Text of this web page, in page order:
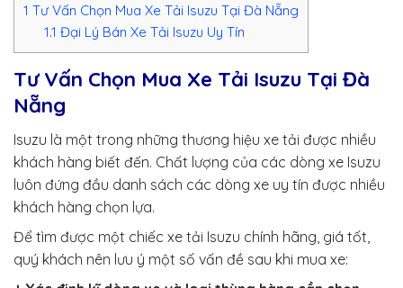
1 Tư Vấn Chọn Mua Xe Tải Isuzu Tại Đà Nẵng
1.1 Đại Lý Bán Xe Tải Isuzu Uy Tín
Tư Vấn Chọn Mua Xe Tải Isuzu Tại Đà
Nẵng
Isuzu là một trong những thương hiệu xe tải được nhiều
khách hàng biết đến. Chất lượng của các dòng xe Isuzu
luôn đứng đầu danh sách các dòng xe uy tín được nhiều
khách hàng chọn lựa.
Để tìm được một chiếc xe tải Isuzu chính hãng, giá tốt,
quý khách nên lưu ý một số vấn đề sau khi mua xe: